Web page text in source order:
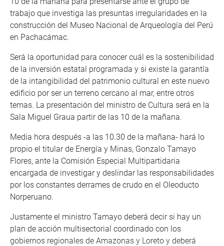
trabajo que investiga las presuntas irregularidades en la
construcción del Museo Nacional de Arqueología del Perú
en Pachacámac.
Será la oportunidad para conocer cuál es la sostenibilidad
de la inversión estatal programada y si existe la garantía
de la intangibilidad del patrimonio cultural en este nuevo
edificio por ser un terreno cercano al mar, entre otros
temas. La presentación del ministro de Cultura será en la
Sala Miguel Graua partir de las 10 de la mañana.
Media hora después -a las 10.30 de la mañana- hará lo
propio el titular de Energía y Minas, Gonzalo Tamayo
Flores, ante la Comisión Especial Multipartidaria
encargada de investigar y deslindar las responsabilidades
por los constantes derrames de crudo en el Oleoducto
Norperuano.
Justamente el ministro Tamayo deberá decir si hay un
plan de acción multisectorial coordinado con los
gobiernos regionales de Amazonas y Loreto y deberá